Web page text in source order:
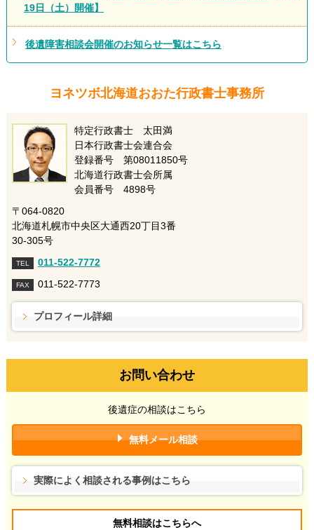
19日（土）開催】
後遺障害相談会開催のお知らせ一覧はこちら
ヨネツボ北海道おおた行政書士事務所
特定行政書士 太田満
日本行政書士会連合会
登録番号 第08011850号
北海道行政書士会所属
会員番号 4898号
〒064-0820
北海道札幌市中央区大通西20丁目3番
30-305号
TEL 011-522-7772
FAX 011-522-7773
プロフィール詳細
お問い合わせ
後遺症の相談はこちら
無料メール相談
実際によく相談される事例はこちら
無料相談はこちらへ